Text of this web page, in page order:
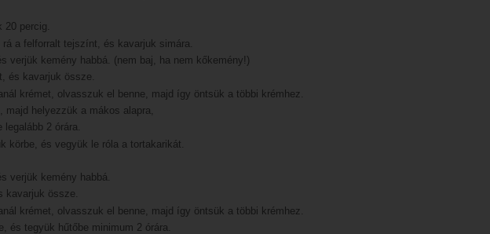
20 percig.
a felforralt tejszínt, és kavarjuk simára.
verjük kemény habbá. (nem baj, ha nem kőkemény!)
és kavarjuk össze.
krémet, olvasszuk el benne, majd így öntsük a többi krémhez.
helyezzük a mákos alapra,
2 órára.
körbe, és vegyük le róla a tortakarikát.
verjük kemény habbá.
kavarjuk össze.
krémet, olvasszuk el benne, majd így öntsük a többi krémhez.
és tegyük hűtőbe minimum 2 órára.